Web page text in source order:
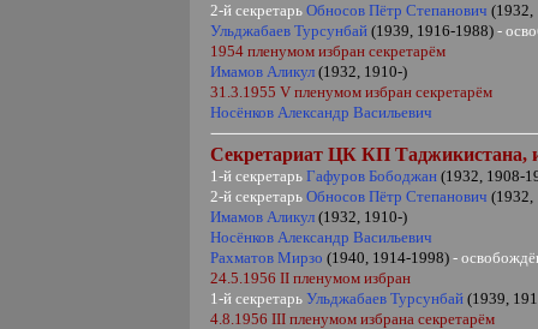
2-й секретарь Обносов Пётр Степанович (1932,
Ульджабаев Турсунбай (1939, 1916-1988)-
1954 пленумом избран секретарём
Имамов Аликул (1932, 1910-)
31.3.1955V пленумом избран секретарём
Носёнков Александр Васильевич
Секретариат ЦК КП Таджикистана,
1-й секретарь Гафуров Бободжан (1932, 1908-
2-й секретарь Обносов Пётр Степанович (1932,
Имамов Аликул (1932, 1910-)
Носёнков Александр Васильевич
Рахматов Мирзо (1940, 1914-1998)-
24.5.1956II пленумом избран
1-й секретарь Ульджабаев Турсунбай (1939,
4.8.1956III пленумом избрана секретарём